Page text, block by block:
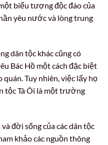
biểu tượng độc đáo của
yêu nước và lòng trung
dân tộc khác cũng có
Bác Hồ một cách đặc biệt
Tuy nhiên, việc lấy họ
tộc Tà Ôi là một trường
đời sống của các dân tộc
khảo các nguồn thông